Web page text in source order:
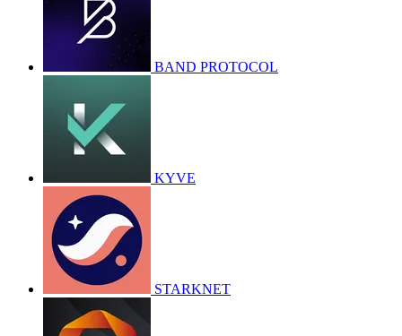
BAND PROTOCOL
KYVE
STARKNET